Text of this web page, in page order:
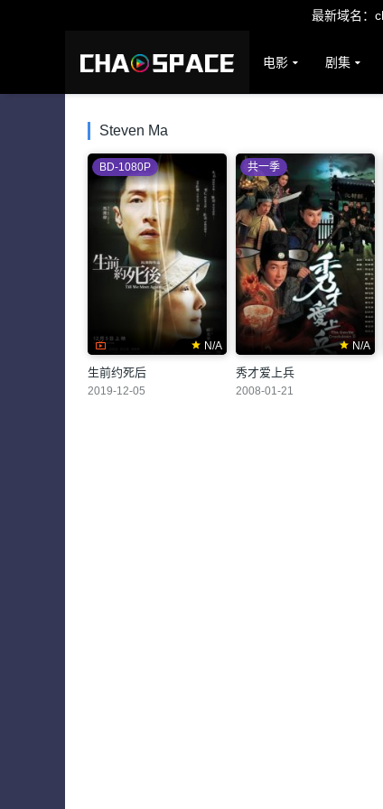
最新域名：
电影 剧集
Steven Ma
N/A
BD-1080P
生前约死后
2019-12-05
N/A
共一季
秀才爱上兵
2008-01-21